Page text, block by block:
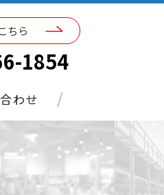
ちら
1854
わせ